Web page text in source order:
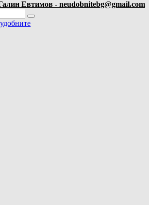
Евтимов - neudobnitebg@gmail.com